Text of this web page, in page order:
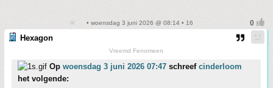
• woensdag 3 juni 2026 @ 08:14 • 16
Hexagon
Vreemd Fenomeen
Op woensdag 3 juni 2026 07:47 schreef cinderloom
het volgende: